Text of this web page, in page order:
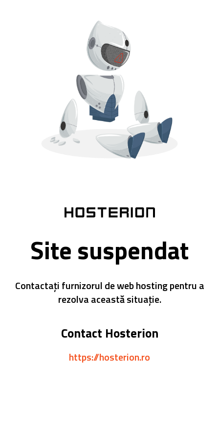
Site suspendat
Contactați furnizorul de web hosting pentru a
rezolva această situație.
Contact Hosterion
https://hosterion.ro